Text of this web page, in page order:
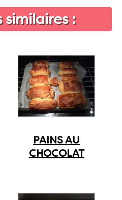
similaires :
PAINS AU
CHOCOLAT